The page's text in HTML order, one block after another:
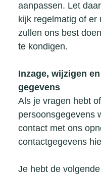
aanpassen. Let
kijk regelmatig of er
zullen ons best
te kondigen.
Inzage, wijzigen
gegevens
Als je vragen hebt
persoonsgegevens
contact met ons
contactgegevens
Je hebt de